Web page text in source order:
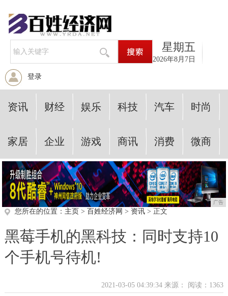
星期五
2026年8月7日
登录
资讯 财经 娱乐 科技 汽车 时尚
家居 企业 游戏 商讯 消费 微商
广告
您所在的位置： 主页 > 百姓经济网 > 资讯> 正文
黑莓手机的黑科技：同时支持10
个手机号待机!
2021-03-05 04:39:34 来源： 阅读：1363